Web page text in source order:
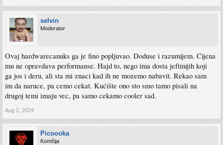
selvin
Moderator
Ovaj hardwarecanuks ga je fino popljuvao. Doduse i razumijem. Cijena
mu ne opravdava performanse. Hajd to, nego ima dosta jeftinijih koji
ga jos i deru, ali sta mi znaci kad ih ne mozemo nabavit. Rekao sam
im da naruce, pa cemo cekat. Kućište ono sto smo tamo pisali na
drugoj temi imaju vec, pa samo cekamo cooler sad.
Aug 2, 2024
Picoooka
Komšija